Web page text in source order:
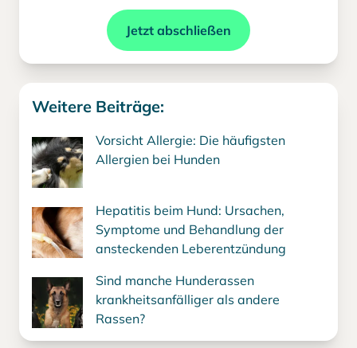
Jetzt abschließen
Weitere Beiträge:
Vorsicht Allergie: Die häufigsten
Allergien bei Hunden
Hepatitis beim Hund: Ursachen,
Symptome und Behandlung der
ansteckenden Leberentzündung
Sind manche Hunderassen
krankheitsanfälliger als andere
Rassen?